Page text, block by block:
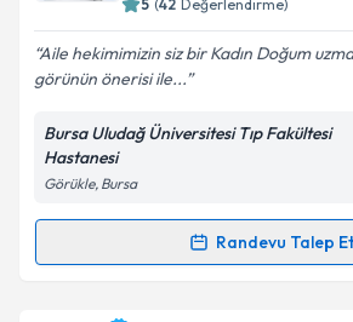
Kişisel verilerimin işlenmesine
Metni
kapsamda işlenmesini kabul
Takvim Talebini
5 (42 Değerlendirme)
Aile hekimimizin siz bir Kadın Doğum
görünün önerisi ile...
Bursa Uludağ Üniversitesi Tıp Fakültesi
Hastanesi
Görükle, Bursa
Randevu Talep Et
Randevu Takvimi Talebi